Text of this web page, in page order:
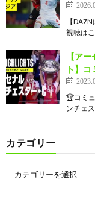
【
視聴は
【ア
ト】
🏆コミ
ンチェ
カテゴリー